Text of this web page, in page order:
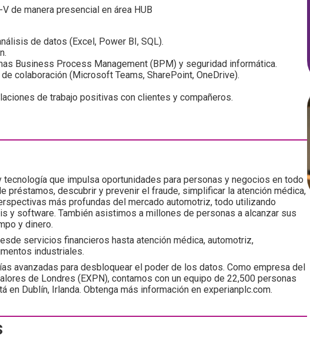
de manera presencial en área HUB
de datos (Excel, Power BI, SQL).
Business Process Management (BPM) y seguridad informática.
colaboración (Microsoft Teams, SharePoint, OneDrive).
de trabajo positivas con clientes y compañeros.
que impulsa oportunidades para personas y negocios en todo
préstamos, descubrir y prevenir el fraude, simplificar la atención médica,
más profundas del mercado automotriz, todo utilizando
y software. También asistimos a millones de personas a alcanzar sus
y dinero.
servicios financieros hasta atención médica, automotriz,
industriales.
avanzadas para desbloquear el poder de los datos. Como empresa del
de Londres (EXPN), contamos con un equipo de 22,500 personas
Dublín, Irlanda. Obtenga más información en experianplc.com.